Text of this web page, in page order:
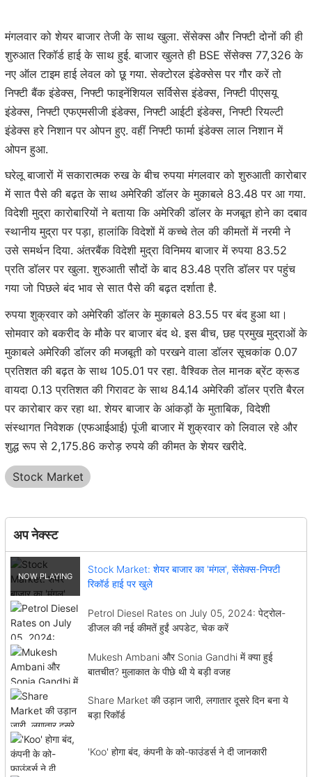
मंगलवार को शेयर बाजार तेजी के साथ खुला. सेंसेक्स और निफ्टी दोनों की ही
शुरुआत रिकॉर्ड हाई के साथ हुई. बाजार खुलते ही BSE सेंसेक्स 77,326 के
नए ऑल टाइम हाई लेवल को छू गया. सेक्टोरल इंडेक्सेस पर गौर करें तो
निफ्टी बैंक इंडेक्स, निफ्टी फाइनेंशियल सर्विसेस इंडेक्स, निफ्टी पीएसयू
इंडेक्स, निफ्टी एफएमसीजी इंडेक्स, निफ्टी आईटी इंडेक्स, निफ्टी रियल्टी
इंडेक्स हरे निशान पर ओपन हुए. वहीं निफ्टी फार्मा इंडेक्स लाल निशान में
ओपन हुआ.
घरेलू बाजारों में सकारात्मक रुख के बीच रुपया मंगलवार को शुरुआती कारोबार
में सात पैसे की बढ़त के साथ अमेरिकी डॉलर के मुकाबले 83.48 पर आ गया.
विदेशी मुद्रा कारोबारियों ने बताया कि अमेरिकी डॉलर के मजबूत होने का दबाव
स्थानीय मुद्रा पर पड़ा, हालांकि विदेशों में कच्चे तेल की कीमतों में नरमी ने
उसे समर्थन दिया. अंतरबैंक विदेशी मुद्रा विनिमय बाजार में रुपया 83.52
प्रति डॉलर पर खुला. शुरुआती सौदों के बाद 83.48 प्रति डॉलर पर पहुंच
गया जो पिछले बंद भाव से सात पैसे की बढ़त दर्शाता है.
रुपया शुक्रवार को अमेरिकी डॉलर के मुकाबले 83.55 पर बंद हुआ था।
सोमवार को बकरीद के मौके पर बाजार बंद थे. इस बीच, छह प्रमुख मुद्राओं के
मुकाबले अमेरिकी डॉलर की मजबूती को परखने वाला डॉलर सूचकांक 0.07
प्रतिशत की बढ़त के साथ 105.01 पर रहा. वैश्विक तेल मानक ब्रेंट क्रूड
वायदा 0.13 प्रतिशत की गिरावट के साथ 84.14 अमेरिकी डॉलर प्रति बैरल
पर कारोबार कर रहा था. शेयर बाजार के आंकड़ों के मुताबिक, विदेशी
संस्थागत निवेशक (एफआईआई) पूंजी बाजार में शुक्रवार को लिवाल रहे और
शुद्ध रूप से 2,175.86 करोड़ रुपये की कीमत के शेयर खरीदे.
Stock Market
अप नेक्स्ट
Stock Market: शेयर बाजार का 'मंगल', सेंसेक्स-निफ्टी
रिकॉर्ड हाई पर खुले
Petrol Diesel Rates on July 05, 2024: पेट्रोल-
डीजल की नई कीमतें हुईं अपडेट, चेक करें
Mukesh Ambani और Sonia Gandhi में क्या हुई
बातचीत? मुलाकात के पीछे थी ये बड़ी वजह
Share Market की उड़ान जारी, लगातार दूसरे दिन बना ये
बड़ा रिकॉर्ड
'Koo' होगा बंद, कंपनी के को-फाउंडर्स ने दी जानकारी